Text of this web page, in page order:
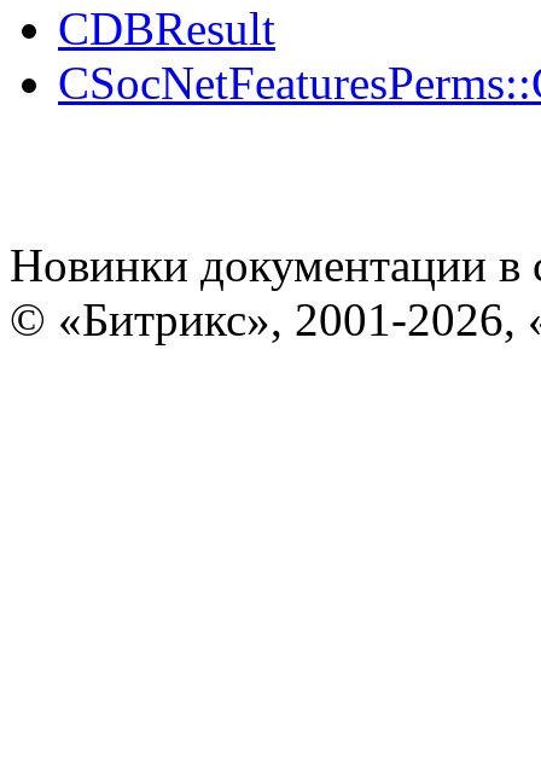
CDBResult
Новинки документации в
© «Битрикс», 2001-2026,